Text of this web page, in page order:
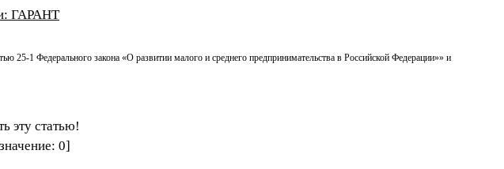
ГАРАНТ
25-1 Федерального закона «О развитии малого и среднего предпринимательства в Российской Федерации»» и
эту статью!
0]